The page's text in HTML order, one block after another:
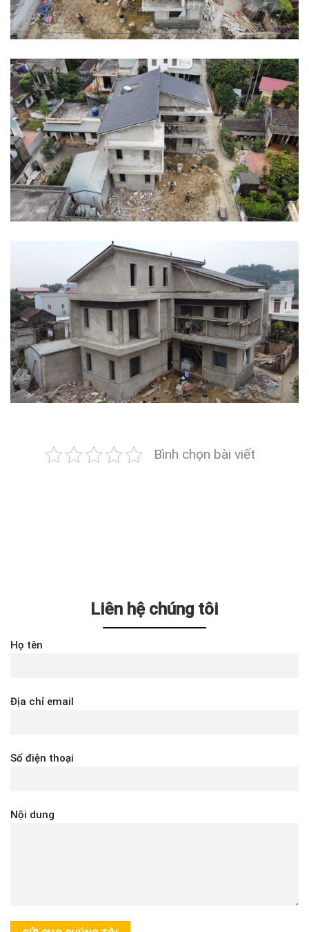
Bình chọn bài viết
Liên hệ chúng tôi
Họ tên
Địa chỉ email
Số điện thoại
Nội dung